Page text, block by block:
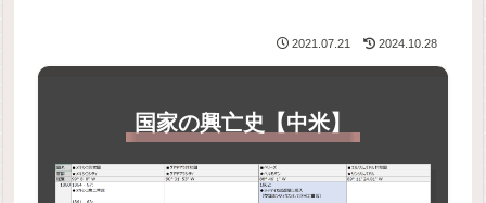
2021.07.21 2024.10.28
国家の興亡史【中米】